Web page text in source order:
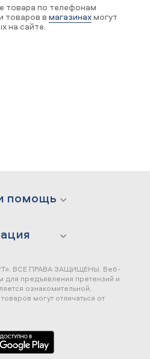
товара по телефонам
товаров в магазинахмогут
на сайте.
помощь
ВСЕ ПРАВА ЗАЩИЩЕНЫ. Веб-
для предъявления претензий и
ознакомительной,
могут отличаться от